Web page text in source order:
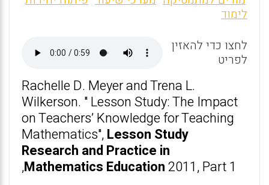
s
p
b
o
k
l
לימוד
לחצו כדי להאזין
לפריט
Rachelle D. Meyer and Trena L.
Wilkerson. " Lesson Study: The Impact
on Teachers’ Knowledge for Teaching
Mathematics",Lesson Study
Research and Practice in
Mathematics Education2011, Part 1,